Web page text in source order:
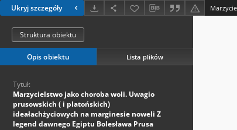
Ukryj szczegóły
Struktura obiektu
Opis obiektu Lista plików
Tytuł:
Marzycielstwo jako choroba woli. Uwagio
prusowskich ( i platońskich)
ideałachżyciowych na marginesie noweli Z
legend dawnego Egiptu Bolesława Prusa